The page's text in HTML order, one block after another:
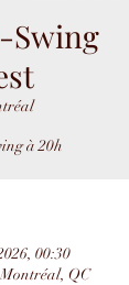
Swing
à 20h
00:30
QC